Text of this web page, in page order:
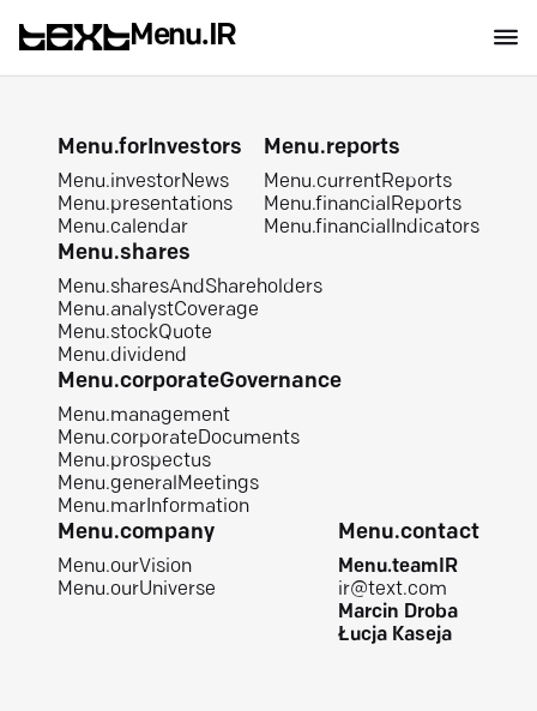
Menu.IR
Menu.forInvestors
Menu.investorNews
Menu.presentations
Menu.calendar
Menu.reports
Menu.currentReports
Menu.financialReports
Menu.financialIndicators
Menu.shares
Menu.sharesAndShareholders
Menu.analystCoverage
Menu.stockQuote
Menu.dividend
Menu.corporateGovernance
Menu.management
Menu.corporateDocuments
Menu.prospectus
Menu.generalMeetings
Menu.marInformation
Menu.company
Menu.ourVision
Menu.ourUniverse
Menu.contact
Menu.teamIR
ir@text.com
Marcin Droba
Łucja Kaseja